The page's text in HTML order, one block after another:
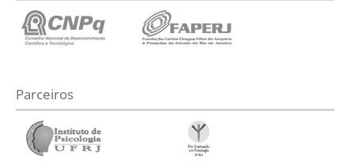
Parceiros